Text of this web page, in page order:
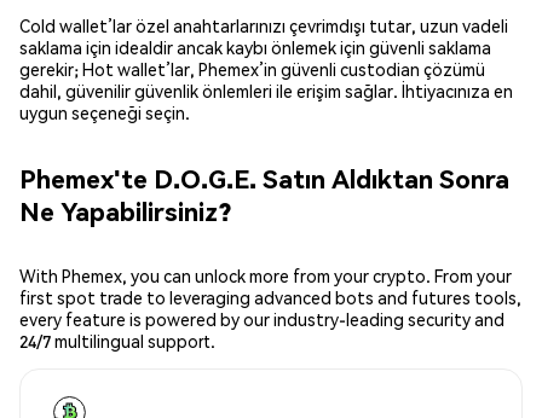
Cold wallet’lar özel anahtarlarınızı çevrimdışı tutar, uzun vadeli
saklama için idealdir ancak kaybı önlemek için güvenli saklama
gerekir; Hot wallet’lar, Phemex’in güvenli custodian çözümü
dahil, güvenilir güvenlik önlemleri ile erişim sağlar. İhtiyacınıza en
uygun seçeneği seçin.
Phemex'te D.O.G.E. Satın Aldıktan Sonra
Ne Yapabilirsiniz?
With Phemex, you can unlock more from your crypto. From your
first spot trade to leveraging advanced bots and futures tools,
every feature is powered by our industry-leading security and
24/7 multilingual support.